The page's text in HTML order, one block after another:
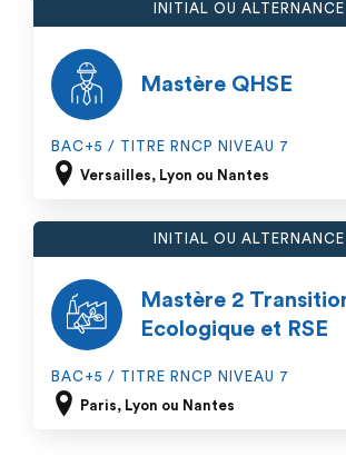
INITIAL OU ALTERNANCE
Mastère QHSE
BAC+5 / TITRE RNCP NIVEAU 7
Versailles, Lyon ou Nantes
INITIAL OU ALTERNANCE
Mastère 2
Ecologique et RSE
BAC+5 / TITRE RNCP NIVEAU 7
Paris, Lyon ou Nantes